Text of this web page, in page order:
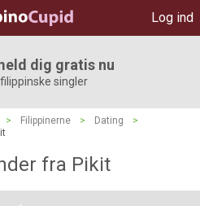
Log ind
dig gratis nu
singler
> Filippinerne > Dating
>
fra Pikit